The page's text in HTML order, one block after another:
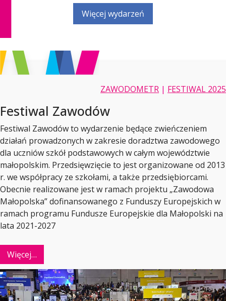
Więcej wydarzeń
ZAWODOMETR | FESTIWAL 2025
Festiwal Zawodów
Festiwal Zawodów to wydarzenie będące zwieńczeniem
działań prowadzonych w zakresie doradztwa zawodowego
dla uczniów szkół podstawowych w całym województwie
małopolskim. Przedsięwzięcie to jest organizowane od 2013
r. we współpracy ze szkołami, a także przedsiębiorcami.
Obecnie realizowane jest w ramach projektu „Zawodowa
Małopolska” dofinansowanego z Funduszy Europejskich w
ramach programu Fundusze Europejskie dla Małopolski na
lata 2021-2027
Więcej…